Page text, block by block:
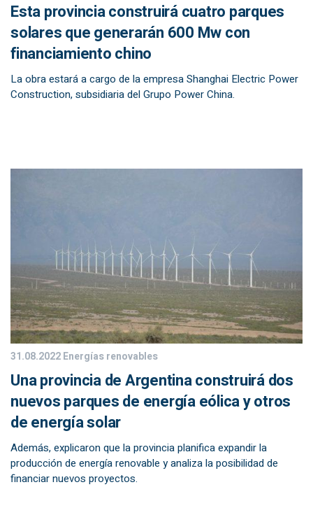
Esta provincia construirá cuatro parques
solares que generarán 600 Mw con
financiamiento chino
La obra estará a cargo de la empresa Shanghai Electric Power
Construction, subsidiaria del Grupo Power China.
31.08.2022Energías renovables
Una provincia de Argentina construirá dos
nuevos parques de energía eólica y otros
de energía solar
Además, explicaron que la provincia planifica expandir la
producción de energía renovable y analiza la posibilidad de
financiar nuevos proyectos.